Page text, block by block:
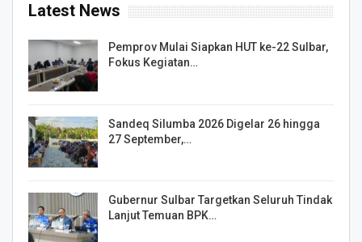
Latest News
Pemprov Mulai Siapkan HUT ke-22 Sulbar,
Fokus Kegiatan…
Sandeq Silumba 2026 Digelar 26 hingga
27 September,…
Gubernur Sulbar Targetkan Seluruh Tindak
Lanjut Temuan BPK…